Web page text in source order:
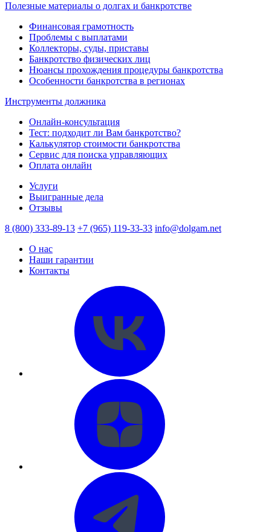
Полезные материалы о долгах и банкротстве
Финансовая грамотность
Проблемы с выплатами
Коллекторы, суды, приставы
Банкротство физических лиц
Нюансы прохождения процедуры банкротства
Особенности банкротства в регионах
Инструменты должника
Онлайн-консультация
Тест: подходит ли Вам банкротство?
Калькулятор стоимости банкротства
Сервис для поиска управляющих
Оплата онлайн
Услуги
Выигранные дела
Отзывы
8 (800) 333-89-13 +7 (965) 119-33-33 info@dolgam.net
О нас
Наши гарантии
Контакты